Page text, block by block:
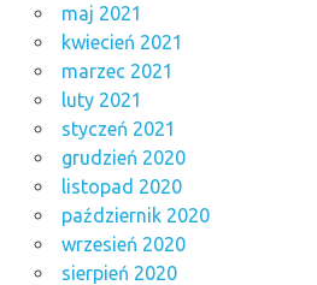
maj 2021
kwiecień 2021
marzec 2021
luty 2021
styczeń 2021
grudzień 2020
listopad 2020
październik 2020
wrzesień 2020
sierpień 2020